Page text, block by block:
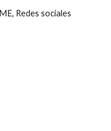
Redes sociales